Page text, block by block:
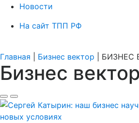
Новости
На сайт ТПП РФ
Главная Бизнес вектор БИЗНЕС
Бизнес вектор